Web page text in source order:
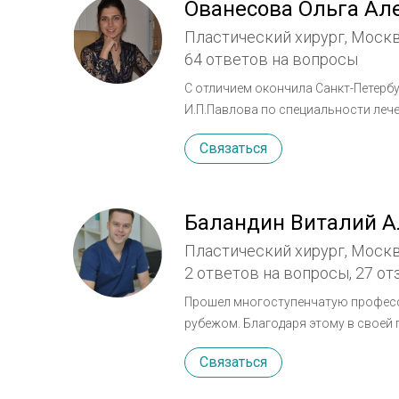
Ованесова Ольга
Пластический хирург,
64 ответов на вопросы
С отличием окончила Санкт-
И.П.Павлова по специальности лечебное дело Интернатура на кафедре
им.акад. И.П.Павлова Ординатура на кафедре пластической хирургии и эстетической медицина с
курсом по ожоговым болезням
редукционная и увеличивающая
пластика лица и тела, интимная
гиалуроновой кислоты, антивозрастная
Пластическая хирургия. Общая
филлеров на основе гиалуроновой
Связаться
Баландин Виталий
Пластический хирург,
2 ответов на вопросы, 27
Прошел многоступенчатую
рубежом. Благодаря этому в своей
только проверенные и безопасные
Сертификаты -пластическая
Связаться